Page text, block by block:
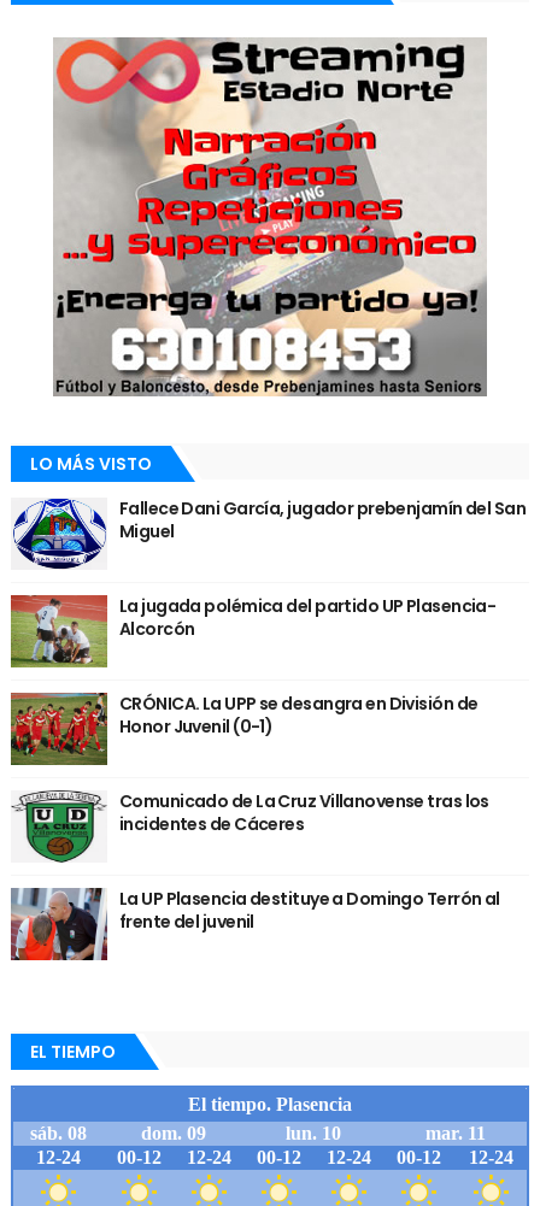
LO MÁS VISTO
Fallece Dani García, jugador prebenjamín del San
Miguel
La jugada polémica del partido UP Plasencia-
Alcorcón
CRÓNICA. La UPP se desangra en División de
Honor Juvenil (0-1)
Comunicado de La Cruz Villanovense tras los
incidentes de Cáceres
La UP Plasencia destituye a Domingo Terrón al
frente del juvenil
EL TIEMPO